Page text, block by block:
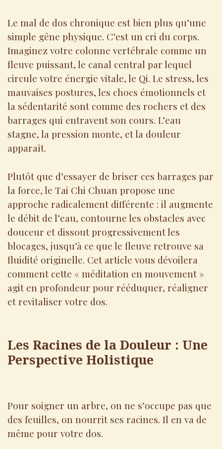
Le mal de dos chronique est bien plus qu’une
simple gêne physique. C’est un cri du corps.
Imaginez votre colonne vertébrale comme un
fleuve puissant, le canal central par lequel
circule votre énergie vitale, le Qi. Le stress, les
mauvaises postures, les chocs émotionnels et
la sédentarité sont comme des rochers et des
barrages qui entravent son cours. L’eau
stagne, la pression monte, et la douleur
apparaît.
Plutôt que d’essayer de briser ces barrages par
la force, le Tai Chi Chuan propose une
approche radicalement différente : il augmente
le débit de l’eau, contourne les obstacles avec
douceur et dissout progressivement les
blocages, jusqu’à ce que le fleuve retrouve sa
fluidité originelle. Cet article vous dévoilera
comment cette « méditation en mouvement »
agit en profondeur pour rééduquer, réaligner
et revitaliser votre dos.
Les Racines de la Douleur : Une
Perspective Holistique
Pour soigner un arbre, on ne s’occupe pas que
des feuilles, on nourrit ses racines. Il en va de
même pour votre dos.